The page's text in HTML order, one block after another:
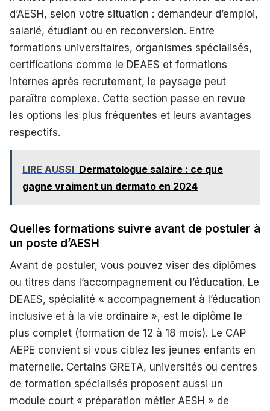
d’AESH, selon votre situation : demandeur d’emploi,
salarié, étudiant ou en reconversion. Entre
formations universitaires, organismes spécialisés,
certifications comme le DEAES et formations
internes après recrutement, le paysage peut
paraître complexe. Cette section passe en revue
les options les plus fréquentes et leurs avantages
respectifs.
LIRE AUSSI Dermatologue salaire : ce que
gagne vraiment un dermato en 2024
Quelles formations suivre avant de postuler à
un poste d’AESH
Avant de postuler, vous pouvez viser des diplômes
ou titres dans l’accompagnement ou l’éducation. Le
DEAES, spécialité « accompagnement à l’éducation
inclusive et à la vie ordinaire », est le diplôme le
plus complet (formation de 12 à 18 mois). Le CAP
AEPE convient si vous ciblez les jeunes enfants en
maternelle. Certains GRETA, universités ou centres
de formation spécialisés proposent aussi un
module court « préparation métier AESH » de